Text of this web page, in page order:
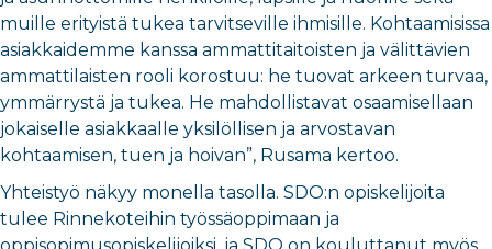
muille erityistä tukea tarvitseville ihmisille. Kohtaamisissa
asiakkaidemme kanssa ammattitaitoisten ja välittävien
ammattilaisten rooli korostuu: he tuovat arkeen turvaa,
ymmärrystä ja tukea. He mahdollistavat osaamisellaan
jokaiselle asiakkaalle yksilöllisen ja arvostavan
kohtaamisen, tuen ja hoivan”, Rusama kertoo.
Yhteistyö näkyy monella tasolla. SDO:n opiskelijoita
tulee Rinnekoteihin työssäoppimaan ja
oppisopimusopiskelijoiksi, ja SDO on kouluttanut myös